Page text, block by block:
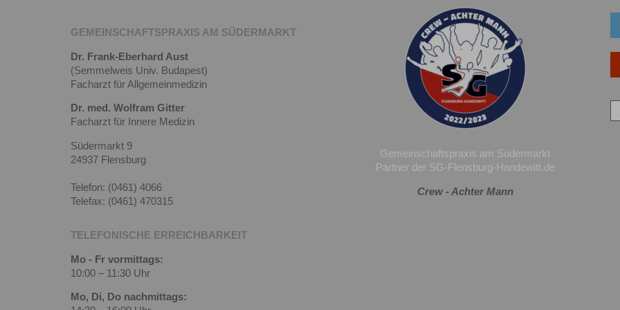
GEMEINSCHAFTSPRAXIS AM SÜDERMARKT
Dr. Frank-Eberhard Aust
(Semmelweis Univ. Budapest)
Facharzt für Allgemeinmedizin
Dr. med. Wolfram Gitter
Facharzt für Innere Medizin
Südermarkt 9
24937 Flensburg
Telefon: (0461) 4066
Telefax: (0461) 470315
TELEFONISCHE ERREICHBARKEIT
Mo - Fr vormittags:
10:00 – 11:30 Uhr
Mo, Di, Do nachmittags:
Gemeinschaftspraxis am Südermarkt
Partner der SG-Flensburg-Handewitt.de
Crew - Achter Mann